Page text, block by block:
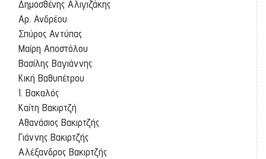
Δημοσθένης Αλιγιζάκης
Αρ. Ανδρέου
Σπύρος Αντύπας
Μαίρη Αποστόλου
Βασίλης Βαγιάννης
Κική Βαθυπέτρου
Ι. Βακαλός
Καίτη Βακιρτζή
Αθανάσιος Βακιρτζής
Γιάννης Βακιρτζής
Αλέξανδρος Βακιρτζής